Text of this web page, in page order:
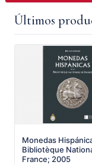
Últimos
Monedas
Bibliotèque
France; 2005